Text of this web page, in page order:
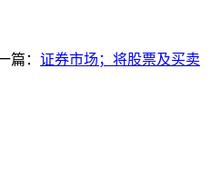
篇： 证券市场；将股票及买卖